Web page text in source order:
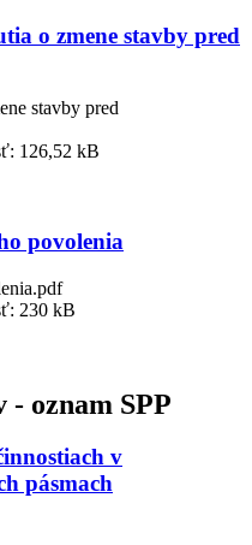
o zmene stavby pred
stavby pred
126,52 kB
povolenia
230 kB
- oznam SPP
v
pásmach